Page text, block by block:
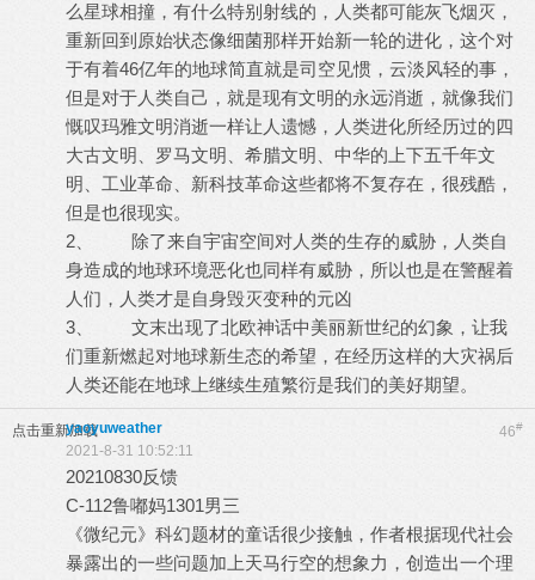
么星球相撞，有什么特别射线的，人类都可能灰飞烟灭，
重新回到原始状态像细菌那样开始新一轮的进化，这个对
于有着46亿年的地球简直就是司空见惯，云淡风轻的事，
但是对于人类自己，就是现有文明的永远消逝，就像我们
慨叹玛雅文明消逝一样让人遗憾，人类进化所经历过的四
大古文明、罗马文明、希腊文明、中华的上下五千年文
明、工业革命、新科技革命这些都将不复存在，很残酷，
但是也很现实。
2、 除了来自宇宙空间对人类的生存的威胁，人类自
身造成的地球环境恶化也同样有威胁，所以也是在警醒着
人们，人类才是自身毁灭变种的元凶
3、 文末出现了北欧神话中美丽新世纪的幻象，让我
们重新燃起对地球新生态的希望，在经历这样的大灾祸后
人类还能在地球上继续生殖繁衍是我们的美好期望。
点击重新加载 46#
yaoyuweather
2021-8-31 10:52:11
20210830反馈
C-112鲁嘟妈1301男三
《微纪元》科幻题材的童话很少接触，作者根据现代社会
暴露出的一些问题加上天马行空的想象力，创造出一个理